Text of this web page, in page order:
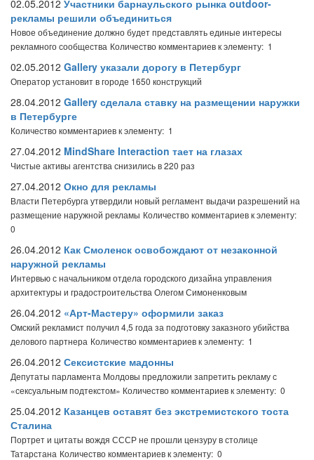
02.05.2012 Участники барнаульского рынка outdoor-
рекламы решили объединиться
Новое объединение должно будет представлять единые интересы
рекламного сообщества Количество комментариев к элементу: 1
02.05.2012 Gallery указали дорогу в Петербург
Оператор установит в городе 1650 конструкций
28.04.2012 Gallery сделала ставку на размещении наружки
в Петербурге
Количество комментариев к элементу: 1
27.04.2012 MindShare Interaction тает на глазах
Чистые активы агентства снизились в 220 раз
27.04.2012 Окно для рекламы
Власти Петербурга утвердили новый регламент выдачи разрешений на
размещение наружной рекламы Количество комментариев к элементу:
0
26.04.2012 Как Смоленск освобождают от незаконной
наружной рекламы
Интервью с начальником отдела городского дизайна управления
архитектуры и градостроительства Олегом Симоненковым
26.04.2012 «Арт-Мастеру» оформили заказ
Омский рекламист получил 4,5 года за подготовку заказного убийства
делового партнера Количество комментариев к элементу: 1
26.04.2012 Сексистские мадонны
Депутаты парламента Молдовы предложили запретить рекламу с
«сексуальным подтекстом» Количество комментариев к элементу: 0
25.04.2012 Казанцев оставят без экстремистского тоста
Сталина
Портрет и цитаты вождя СССР не прошли цензуру в столице
Татарстана Количество комментариев к элементу: 0